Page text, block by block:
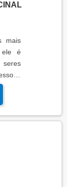
mais
ele é
seres
das
e